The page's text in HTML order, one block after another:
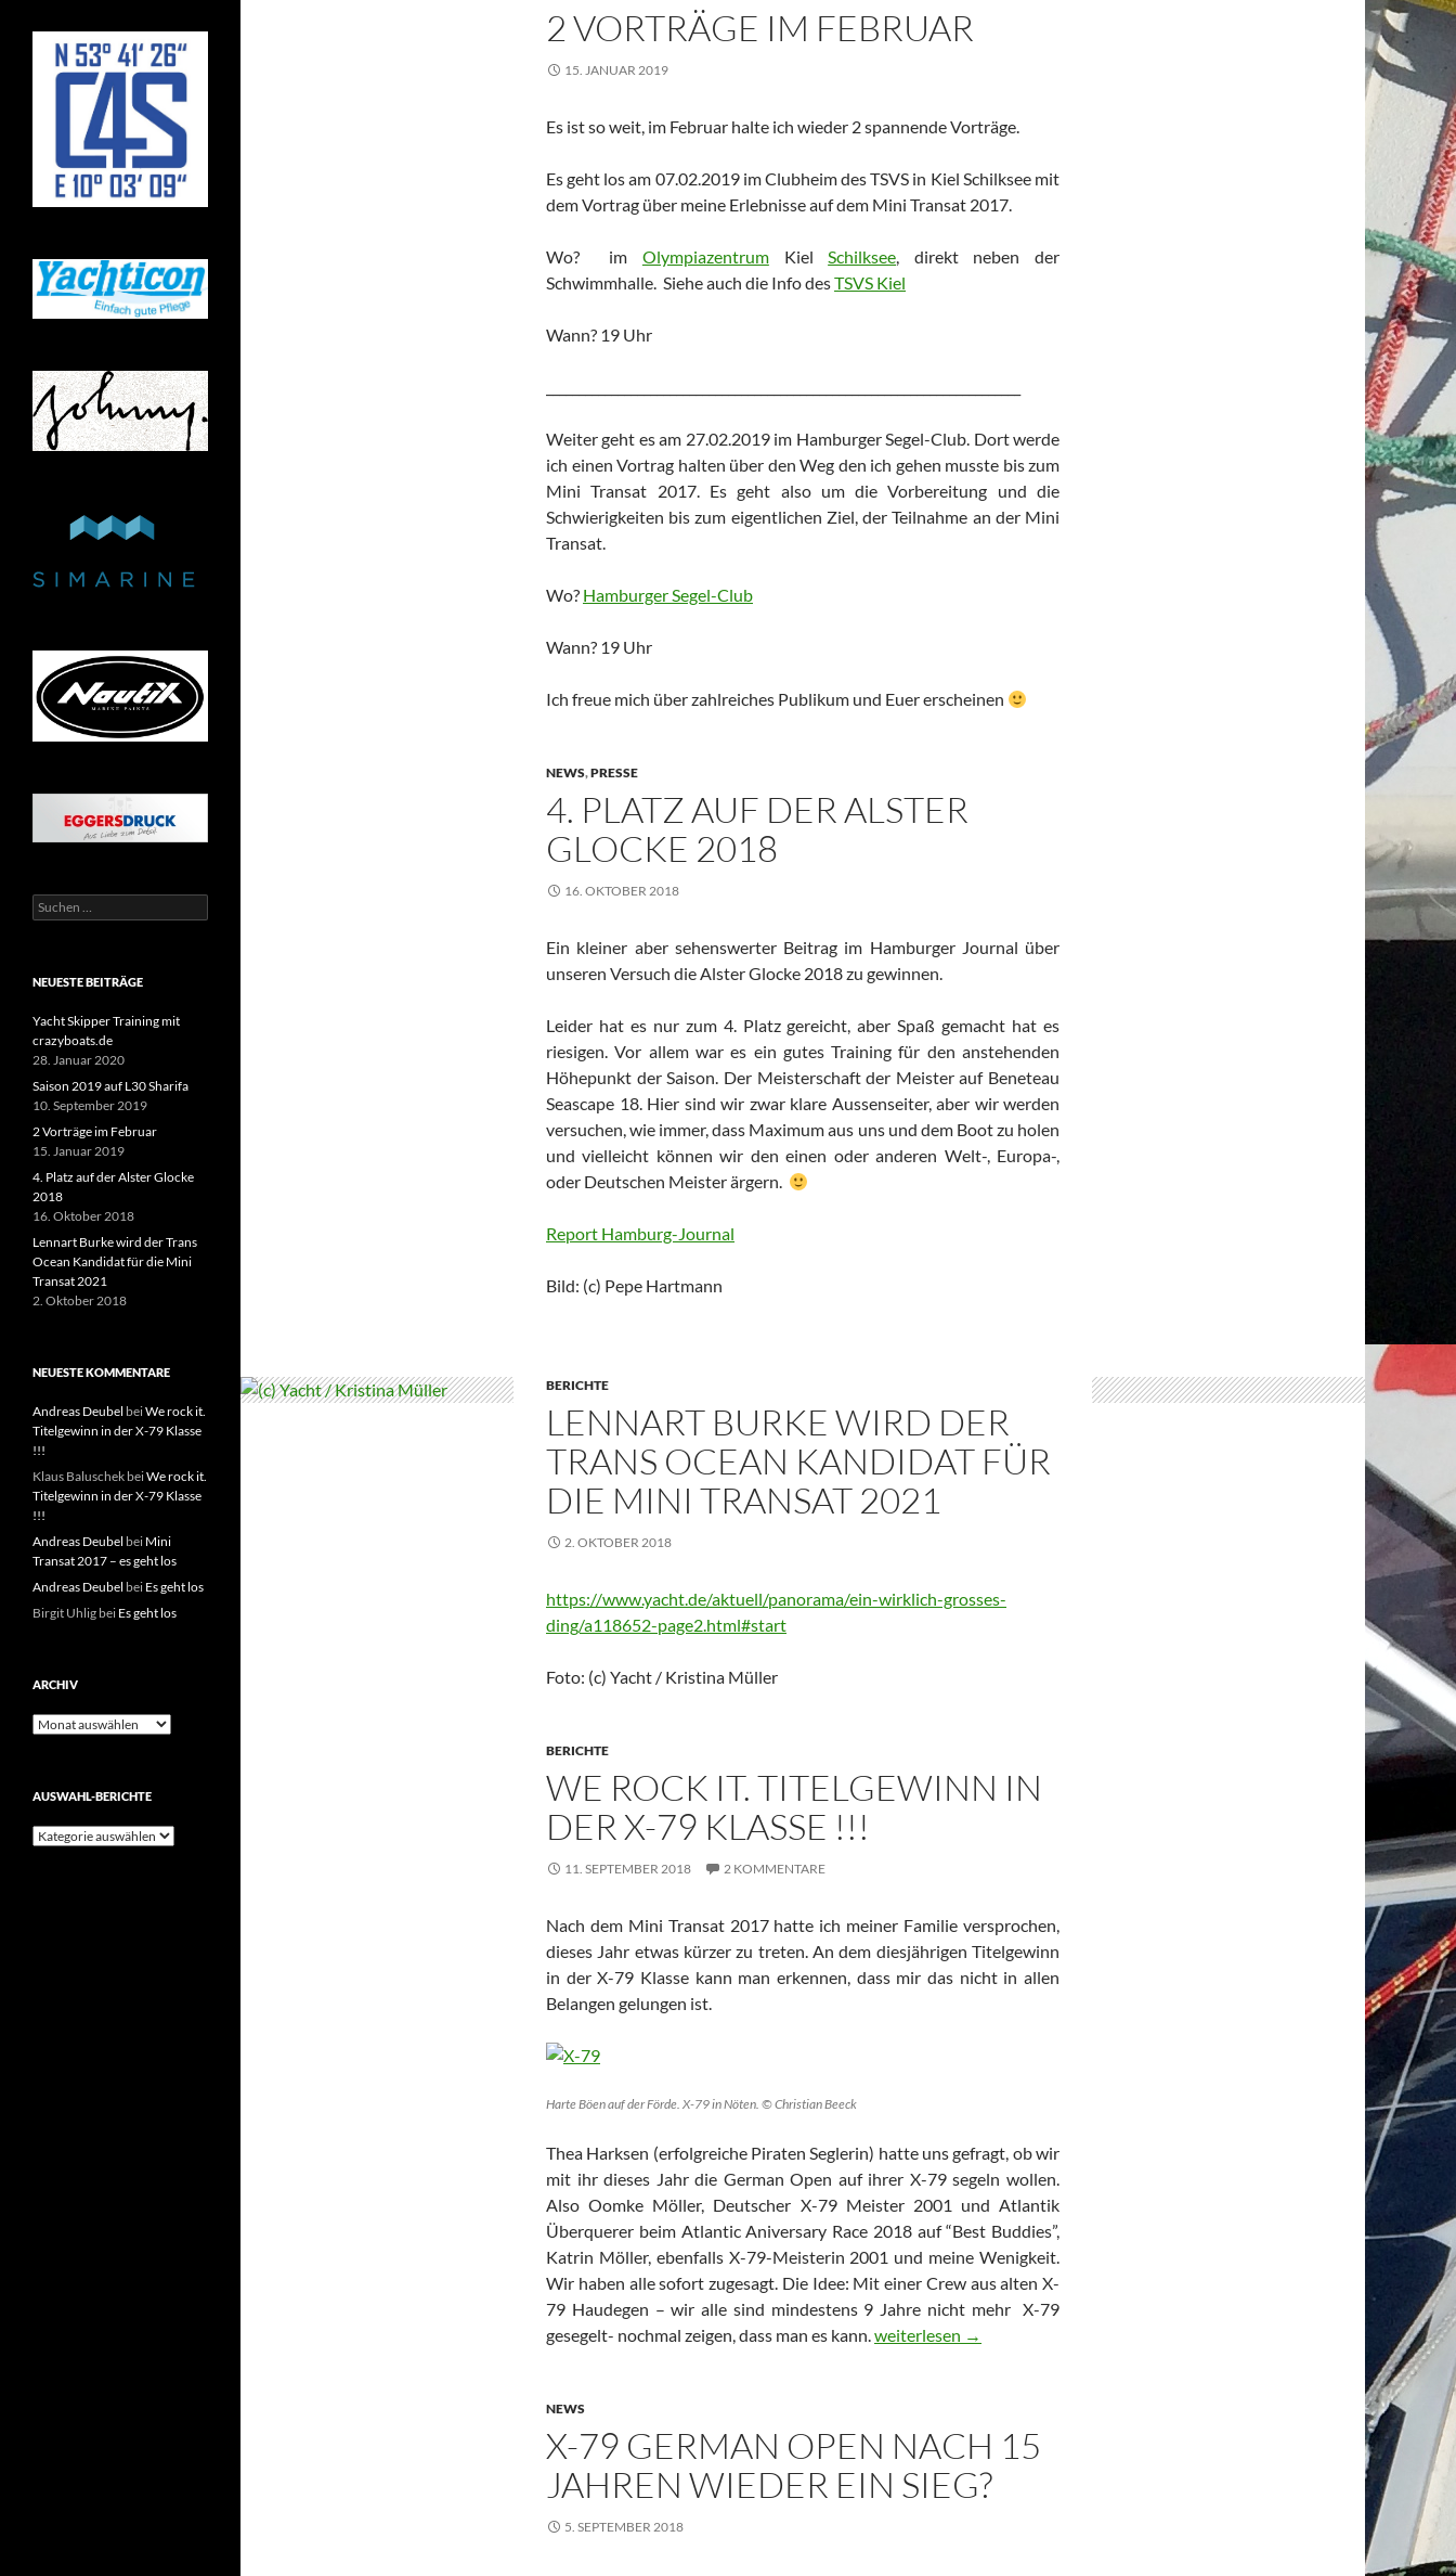
2 VORTRÄGE IM FEBRUAR
15. JANUAR 2019
Es ist so weit, im Februar halte ich wieder 2 spannende Vorträge.
Es geht los am 07.02.2019 im Clubheim des TSVS in Kiel Schilksee mit
dem Vortrag über meine Erlebnisse auf dem Mini Transat 2017.
Wo? im OlympiazentrumKielSchilksee, direkt neben der
Schwimmhalle. Siehe auch die Info desTSVS Kiel
Wann? 19 Uhr
Weiter geht es am 27.02.2019 im Hamburger Segel-Club. Dort werde
ich einen Vortrag halten über den Weg den ich gehen musste bis zum
Mini Transat 2017. Es geht also um die Vorbereitung und die
Schwierigkeiten bis zum eigentlichen Ziel, der Teilnahme an der Mini
Transat.
Wo? Hamburger Segel-Club
Wann? 19 Uhr
Ich freue mich über zahlreiches Publikum und Euer erscheinen
NEWS,PRESSE
4. PLATZ AUF DER ALSTER
GLOCKE 2018
16. OKTOBER 2018
Ein kleiner aber sehenswerter Beitrag im Hamburger Journal über
unseren Versuch die Alster Glocke 2018 zu gewinnen.
Leider hat es nur zum 4. Platz gereicht, aber Spaß gemacht hat es
riesigen. Vor allem war es ein gutes Training für den anstehenden
Höhepunkt der Saison. Der Meisterschaft der Meister auf Beneteau
Seascape 18. Hier sind wir zwar klare Aussenseiter, aber wir werden
versuchen, wie immer, dass Maximum aus uns und dem Boot zu holen
und vielleicht können wir den einen oder anderen Welt-, Europa-,
oder Deutschen Meister ärgern.
Report Hamburg-Journal
Bild: (c) Pepe Hartmann
BERICHTE
LENNART BURKE WIRD DER
TRANS OCEAN KANDIDAT FÜR
DIE MINI TRANSAT 2021
2. OKTOBER 2018
https://www.yacht.de/aktuell/panorama/ein-wirklich-grosses-
ding/a118652-page2.html#start
Foto: (c) Yacht / Kristina Müller
BERICHTE
WE ROCK IT. TITELGEWINN IN
DER X-79 KLASSE !!!
11. SEPTEMBER 2018 2 KOMMENTARE
Nach dem Mini Transat 2017 hatte ich meiner Familie versprochen,
dieses Jahr etwas kürzer zu treten. An dem diesjährigen Titelgewinn
in der X-79 Klasse kann man erkennen, dass mir das nicht in allen
Belangen gelungen ist.
Harte Böen auf der Förde. X-79 in Nöten. © Christian Beeck
Thea Harksen (erfolgreiche Piraten Seglerin) hatte uns gefragt, ob wir
mit ihr dieses Jahr die German Open auf ihrer X-79 segeln wollen.
Also Oomke Möller, Deutscher X-79 Meister 2001 und Atlantik
Überquerer beim Atlantic Aniversary Race 2018 auf “Best Buddies”,
Katrin Möller, ebenfalls X-79-Meisterin 2001 und meine Wenigkeit.
Wir haben alle sofort zugesagt. Die Idee: Mit einer Crew aus alten X-
79 Haudegen – wir alle sind mindestens 9 Jahre nicht mehr X-79
gesegelt- nochmal zeigen, dass man es kann.We rock it. Titelgewinn in der X-79 Klasse !!!
weiterlesen →
NEWS
X-79 GERMAN OPEN NACH 15
JAHREN WIEDER EIN SIEG?
5. SEPTEMBER 2018
Suche
nach:
NEUESTE BEITRÄGE
Yacht Skipper Training mit
crazyboats.de
28. Januar 2020
Saison 2019 auf L30 Sharifa
10. September 2019
2 Vorträge im Februar
15. Januar 2019
4. Platz auf der Alster Glocke
2018
16. Oktober 2018
Lennart Burke wird der Trans
Ocean Kandidat für die Mini
Transat 2021
2. Oktober 2018
NEUESTE KOMMENTARE
Andreas Deubel beiWe rock it.
Titelgewinn in der X-79 Klasse
!!!
Klaus Baluschek beiWe rock it.
Titelgewinn in der X-79 Klasse
!!!
Andreas Deubel bei Mini
Transat 2017 – es geht los
Andreas Deubel bei Es geht los
Birgit Uhlig bei Es geht los
ARCHIV
Archiv
AUSWAHL-BERICHTE
Auswahl-